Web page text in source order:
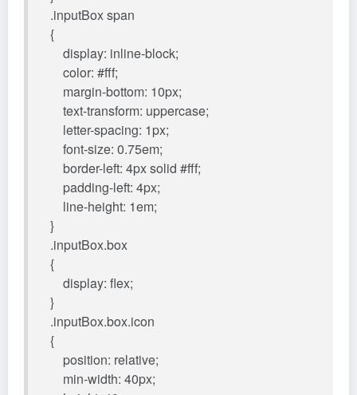
.inputBox span
{
display: inline-block;
color: #fff;
margin-bottom: 10px;
text-transform: uppercase;
letter-spacing: 1px;
font-size: 0.75em;
border-left: 4px solid #fff;
padding-left: 4px;
line-height: 1em;
}
.inputBox.box
{
display: flex;
}
.inputBox.box.icon
{
position: relative;
min-width: 40px;